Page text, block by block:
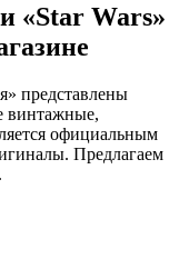
«Star Wars»
представлены
винтажные,
официальным
Предлагаем